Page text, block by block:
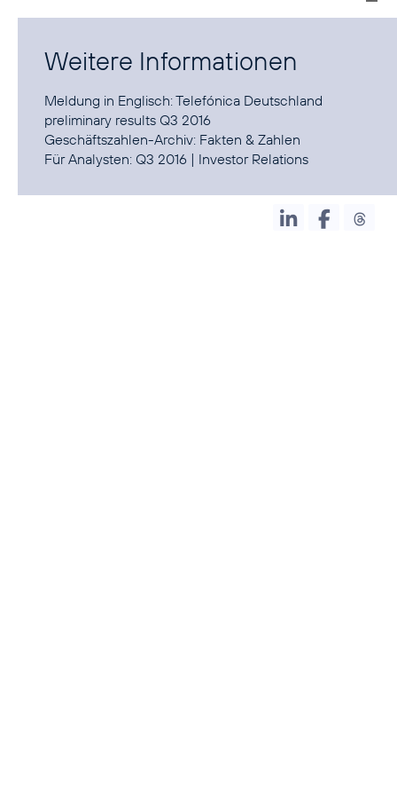
Weitere Informationen
Meldung in Englisch:Telefónica Deutschland
preliminary results Q3 2016
Geschäftszahlen-Archiv: Fakten & Zahlen
Für Analysten: Q3 2016 | Investor Relations